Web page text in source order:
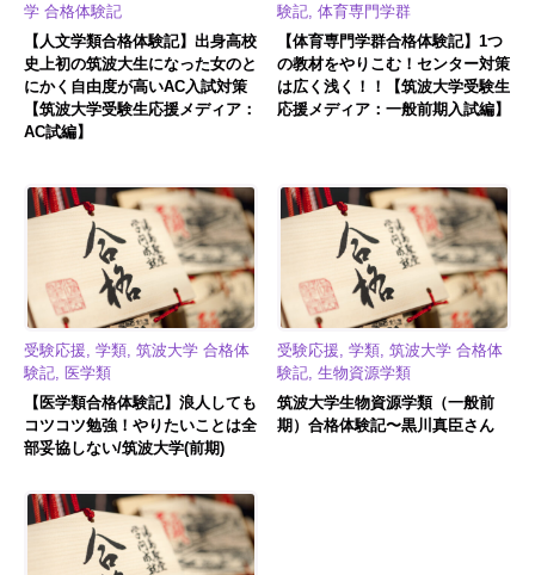
学 合格体験記
【人文学類合格体験記】出身高校
史上初の筑波大生になった女のと
にかく自由度が高いAC入試対策
【筑波大学受験生応援メディア：
AC試編】
験記, 体育専門学群
【体育専門学群合格体験記】1つ
の教材をやりこむ！センター対策
は広く浅く！！【筑波大学受験生
応援メディア：一般前期入試編】
受験応援, 学類, 筑波大学 合格体
験記, 医学類
【医学類合格体験記】浪人しても
コツコツ勉強！やりたいことは全
部妥協しない/筑波大学(前期)
受験応援, 学類, 筑波大学 合格体
験記, 生物資源学類
筑波大学生物資源学類（一般前
期）合格体験記〜黒川真臣さん